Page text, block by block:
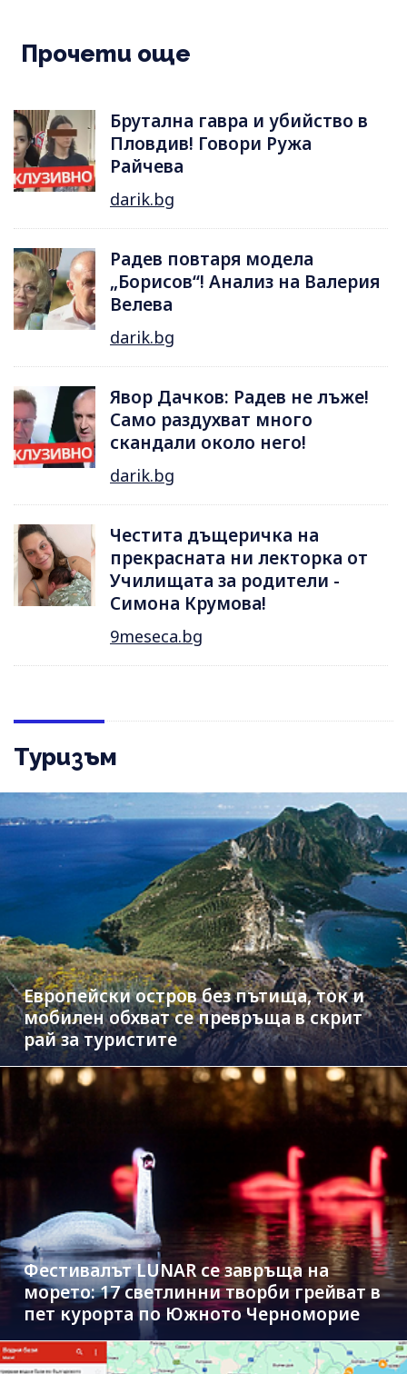
Прочети още
Брутална гавра и убийство в
Пловдив! Говори Ружа
Райчева
darik.bg
Радев повтаря модела
„Борисов“! Анализ на Валерия
Велева
darik.bg
Явор Дачков: Радев не лъже!
Само раздухват много
скандали около него!
darik.bg
Честита дъщеричка на
прекрасната ни лекторка от
Училищата за родители -
Симона Крумова!
9meseca.bg
Туризъм
Европейски остров без пътища, ток и
мобилен обхват се превръща в скрит
рай за туристите
Фестивалът LUNAR се завръща на
морето: 17 светлинни творби грейват в
пет курорта по Южното Черноморие